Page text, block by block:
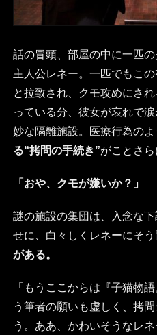
話の冒頭、部屋の中に一匹
主人公レネー。一匹でもこ
と拉致され、クモ攻めにさ
っている分、彼女が哀れで
妙な隔離施設。医療行為のよ
る“拷問の手続き”がことさら
「おや、クモが嫌いか？」
謎の施設の集団は、入念な
せに、白々しくレネーにそう
がある。
「もうここからは『子猫物
う筆者の願いも虚しく、拷
う。ああ、かわいそうなレ